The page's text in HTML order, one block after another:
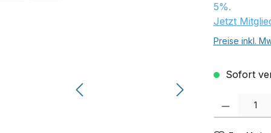
5%.
Jetzt
Preise inkl.
Sofort